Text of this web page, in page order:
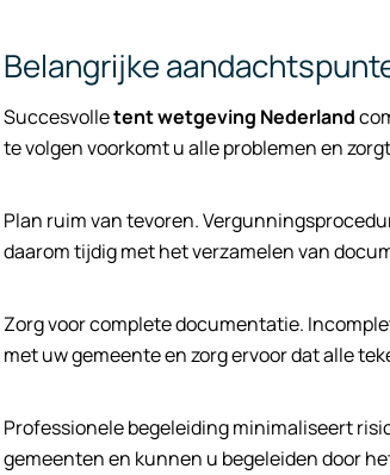
Belangrijke
Succesvolletent wetgeving Nederland
te volgen voorkomt u alle problemen en
Plan ruim van tevoren.
daarom tijdig met het verzamelen van
Zorg voor complete documentatie.
met uw gemeente en zorg ervoor dat alle
Professionele begeleiding minimaliseert
gemeenten en kunnen u begeleiden door